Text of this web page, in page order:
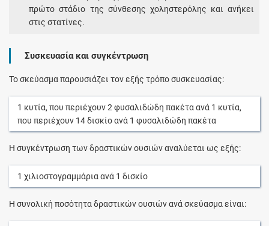
πρώτο στάδιο της σύνθεσης χοληστερόλης και ανήκει
στις στατίνες.
Συσκευασία και συγκέντρωση
Το σκεύασμα παρουσιάζει τον εξής τρόπο συσκευασίας:
1 κυτία, που περιέχουν2 φυσαλιδώδη πακέταανά 1 κυτία,
που περιέχουν 14δισκίοανά 1 φυσαλιδώδη πακέτα
Η συγκέντρωση των δραστικών ουσιών αναλύεται ως εξής:
1 χιλιοστογραμμάριαανά 1 δισκίο
Η συνολική ποσότητα δραστικών ουσιών ανά σκεύασμα είναι: